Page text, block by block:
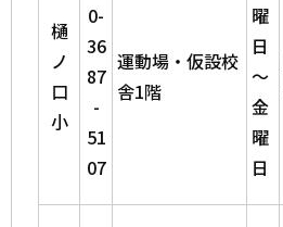
樋
ノ
口
小
0-
36
87
-
51
07
運動場・仮設校
舎1階
曜
日
～
金
曜
日